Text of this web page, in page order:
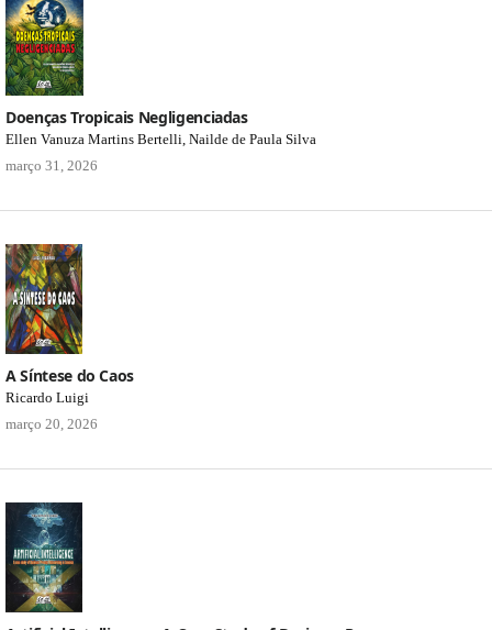
Doenças Tropicais Negligenciadas
Ellen Vanuza Martins Bertelli, Nailde de Paula Silva
março 31, 2026
A Síntese do Caos
Ricardo Luigi
março 20, 2026